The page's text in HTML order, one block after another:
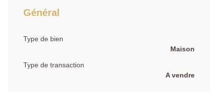
Général
Type de bien
Maison
Type de transaction
A vendre